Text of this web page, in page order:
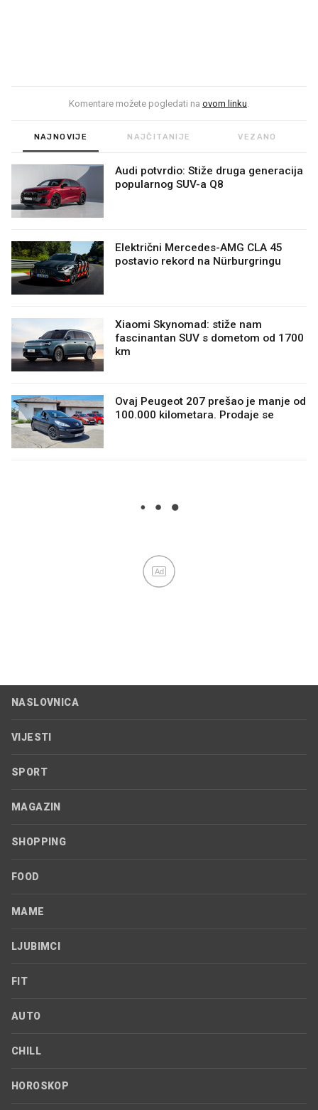
Komentare možete pogledati na ovom linku.
NAJNOVIJE NAJČITANIJE VEZANO
Audi potvrdio: Stiže druga generacija
popularnog SUV-a Q8
Električni Mercedes-AMG CLA 45
postavio rekord na Nürburgringu
Xiaomi Skynomad: stiže nam
fascinantan SUV s dometom od 1700
km
Ovaj Peugeot 207 prešao je manje od
100.000 kilometara. Prodaje se
Ad
NASLOVNICA
VIJESTI
SPORT
MAGAZIN
SHOPPING
FOOD
MAME
LJUBIMCI
FIT
AUTO
CHILL
HOROSKOP